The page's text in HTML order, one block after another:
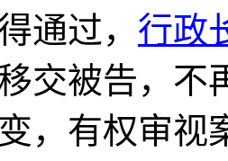
通过， 行政
交被告，不
，有权审视